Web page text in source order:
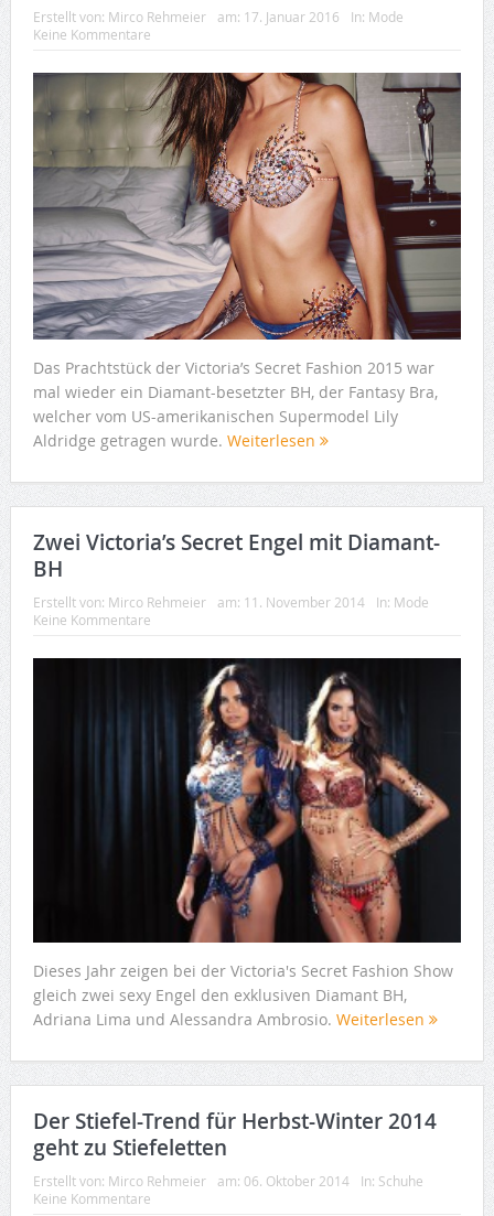
Erstellt von: Mirco Rehmeier am: 17. Januar 2016 In: Mode
Keine Kommentare
Das Prachtstück der Victoria’s Secret Fashion 2015 war
mal wieder ein Diamant-besetzter BH, der Fantasy Bra,
welcher vom US-amerikanischen Supermodel Lily
Aldridge getragen wurde. Weiterlesen
Zwei Victoria’s Secret Engel mit Diamant-
BH
Erstellt von: Mirco Rehmeier am: 11. November 2014 In: Mode
Keine Kommentare
Dieses Jahr zeigen bei der Victoria's Secret Fashion Show
gleich zwei sexy Engel den exklusiven Diamant BH,
Adriana Lima und Alessandra Ambrosio. Weiterlesen
Der Stiefel-Trend für Herbst-Winter 2014
geht zu Stiefeletten
Erstellt von: Mirco Rehmeier am: 06. Oktober 2014 In: Schuhe
Keine Kommentare